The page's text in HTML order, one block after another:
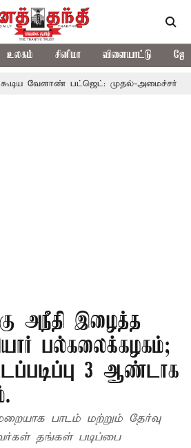
உலகம் சினிமா விளையாட்டு
பட்ஜெட்: முதல்-அமைச்சர் விஜய்
அநீதி இழைத்த
பல்கலைக்கழகம்;
3 ஆண்டாக
பாடம் மற்றும் தேர்வு
தங்கள் படிப்பை